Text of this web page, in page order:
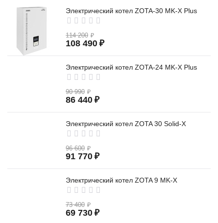
Электрический котел ZOTA-30 MK-X Plus
114 200 ₽
108 490 ₽
Электрический котел ZOTA-24 MK-X Plus
90 990 ₽
86 440 ₽
Электрический котел ZOTA 30 Solid-X
96 600 ₽
91 770 ₽
Электрический котел ZOTA 9 MK-X
73 400 ₽
69 730 ₽